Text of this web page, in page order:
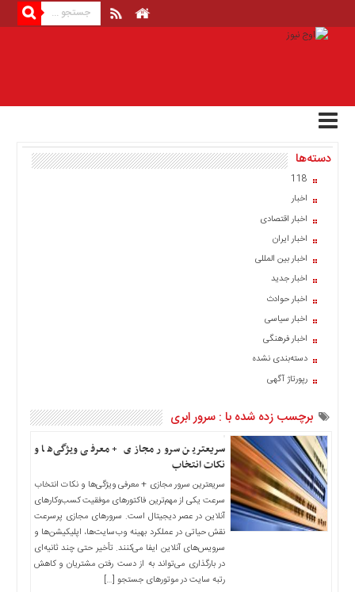
صفحه
اصلی
اخبار
اقتصادی
اقتصادی
سیاسی
اخبار
فرهنگی
منوی
اصلی
صفحه
دسته‌ها
118
اخبار
اخبار اقتصادی
اخبار ایران
اخبار بین المللی
اخبار جدید
اخبار حوادث
اخبار سیاسی
اخبار فرهنگی
دسته‌بندی نشده
رپورتاژ آگهی
برچسب زده شده با : سرور ابری
سریعترین سرور مجازی + معرفی ویژگی‌ها و
نکات انتخاب
سریعترین سرور مجازی + معرفی ویژگی‌ها و نکات انتخاب
سرعت یکی از مهم‌ترین فاکتورهای موفقیت کسب‌وکارهای
آنلاین در عصر دیجیتال است. سرورهای مجازی پرسرعت
نقش حیاتی در عملکرد بهینه وب‌سایت‌ها، اپلیکیشن‌ها و
سرویس‌های آنلاین ایفا می‌کنند. تأخیر حتی چند ثانیه‌ای
در بارگذاری می‌تواند به از دست رفتن مشتریان و کاهش
رتبه سایت در موتورهای جستجو […]